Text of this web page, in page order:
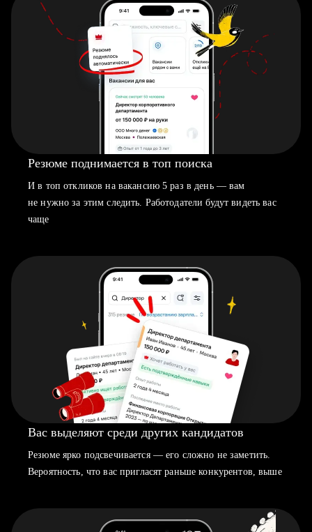
Резюме поднимается в топ поиска
И в топ откликов на вакансию 5 раз в день — вам
не нужно за этим следить. Работодатели будут видеть вас
чаще
Вас выделяют среди других кандидатов
Резюме ярко подсвечивается — его сложно не заметить.
Вероятность, что вас пригласят раньше конкурентов, выше